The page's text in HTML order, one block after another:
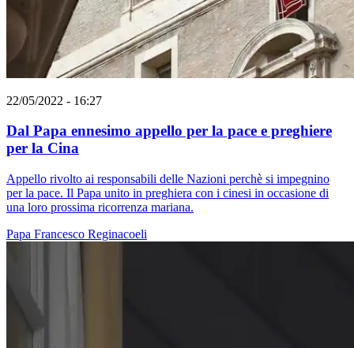
22/05/2022 - 16:27
Dal Papa ennesimo appello per la pace e preghiere
per la Cina
Appello rivolto ai responsabili delle Nazioni perchè si impegnino
per la pace. Il Papa unito in preghiera con i cinesi in occasione di
una loro prossima ricorrenza mariana.
Papa Francesco Reginacoeli